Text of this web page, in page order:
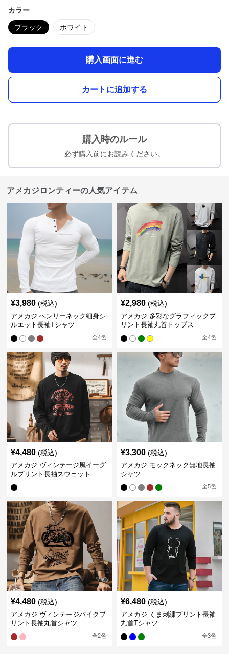
カラー
ブラック ホワイト
購入画面に進む
カートに追加する
購入時のルール
必ず購入前にお読みください。
アメカジロンティーの人気アイテム
¥3,980 (税込)
アメカジ ヘンリーネック細身シ
ルエット長袖Tシャツ
全4色
¥2,980 (税込)
アメカジ 多彩なグラフィックプ
リント長袖丸首トップス
全4色
¥4,480 (税込)
アメカジ ヴィンテージ風イーグ
ルプリント長袖スウェット
¥3,300 (税込)
アメカジ モックネック無地長袖
シャツ
全5色
¥4,480 (税込)
アメカジ ヴィンテージバイクプ
リント長袖丸首シャツ
全2色
¥6,480 (税込)
アメカジ くま刺繍プリント長袖
丸首Tシャツ
全3色